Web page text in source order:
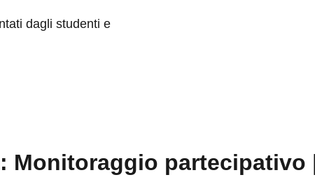
dagli studenti e
Monitoraggio partecipativo